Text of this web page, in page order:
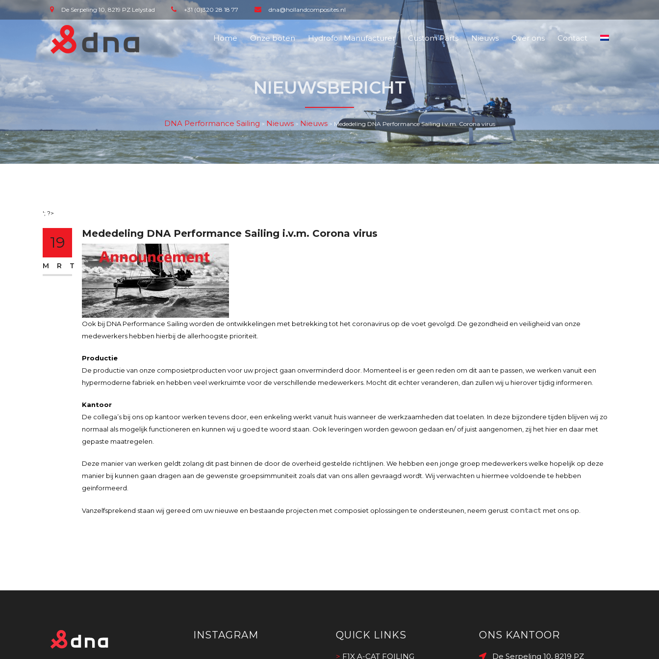
De Serpeling 10, 8219 PZ Lelystad +31 (0)320 28 18 77 dna@hollandcomposites.nl
Home Onze boten Hydrofoil Manufacturer Custom Parts Nieuws Over ons Contact
NIEUWSBERICHT
DNA Performance Sailing > Nieuws> Nieuws> Mededeling DNA Performance Sailing i.v.m. Corona virus
'; ?>
19
MRT
Mededeling DNA Performance Sailing i.v.m. Corona virus
Ook bij DNA Performance Sailing worden de ontwikkelingen met betrekking tot het coronavirus op de voet gevolgd. De gezondheid en veiligheid van onze
medewerkers hebben hierbij de allerhoogste prioriteit.
Productie
De productie van onze composietproducten voor uw project gaan onverminderd door. Momenteel is er geen reden om dit aan te passen, we werken vanuit een
hypermoderne fabriek en hebben veel werkruimte voor de verschillende medewerkers. Mocht dit echter veranderen, dan zullen wij u hierover tijdig informeren.
Kantoor
De collega’s bij ons op kantoor werken tevens door, een enkeling werkt vanuit huis wanneer de werkzaamheden dat toelaten. In deze bijzondere tijden blijven wij zo
normaal als mogelijk functioneren en kunnen wij u goed te woord staan. Ook leveringen worden gewoon gedaan en/ of juist aangenomen, zij het hier en daar met
gepaste maatregelen.
Deze manier van werken geldt zolang dit past binnen de door de overheid gestelde richtlijnen. We hebben een jonge groep medewerkers welke hopelijk op deze
manier bij kunnen gaan dragen aan de gewenste groepsimmuniteit zoals dat van ons allen gevraagd wordt. Wij verwachten u hiermee voldoende te hebben
geïnformeerd.
Vanzelfsprekend staan wij gereed om uw nieuwe en bestaande projecten met composiet oplossingen te ondersteunen, neem gerust contact met ons op.
INSTAGRAM QUICK LINKS
> F1X A-CAT FOILING
ONS KANTOOR
De Serpeling 10, 8219 PZ